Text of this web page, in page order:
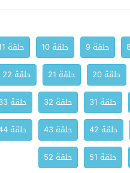
حلقة 9 حلقة 10 حلقة 11
حلقة 20 حلقة 21 حلقة 22
حلقة 31 حلقة 32 حلقة 33
حلقة 42 حلقة 43 حلقة 44
حلقة 51 حلقة 52